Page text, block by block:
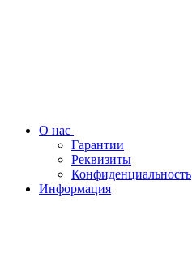
О нас
Гарантии
Реквизиты
Конфиденциальность
Информация